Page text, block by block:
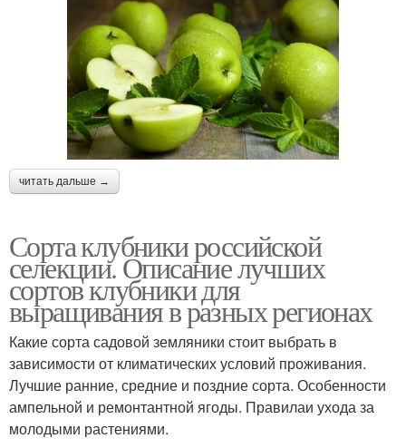
читать дальше →
Сорта клубники российской
селекции. Описание лучших
сортов клубники для
выращивания в разных регионах
Какие сорта садовой земляники стоит выбрать в
зависимости от климатических условий проживания.
Лучшие ранние, средние и поздние сорта. Особенности
ампельной и ремонтантной ягоды. Правилаи ухода за
молодыми растениями.